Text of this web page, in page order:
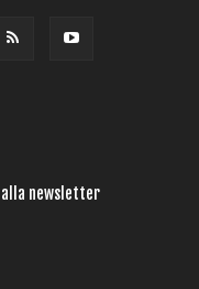
alla newsletter